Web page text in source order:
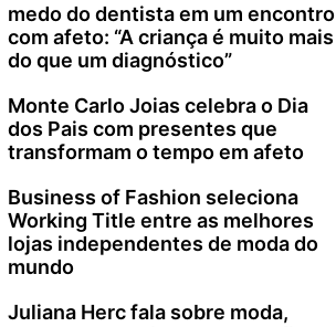
medo do dentista em um encontro
com afeto: “A criança é muito mais
do que um diagnóstico”
Monte Carlo Joias celebra o Dia
dos Pais com presentes que
transformam o tempo em afeto
Business of Fashion seleciona
Working Title entre as melhores
lojas independentes de moda do
mundo
Juliana Herc fala sobre moda,